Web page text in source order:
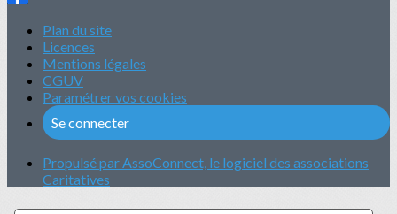
Plan du site
Licences
Mentions légales
CGUV
Paramétrer vos cookies
Se connecter
Propulsé par AssoConnect, le logiciel des associations
Caritatives